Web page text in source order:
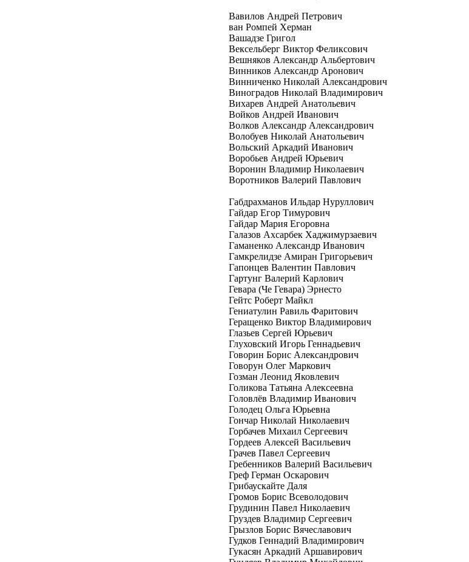
Вавилов Андрей Петрович
ван Ромпей Херман
Вашадзе Григол
Вексельберг Виктор Феликсович
Вешняков Александр Альбертович
Винников Александр Аронович
Винниченко Николай Александрович
Виноградов Николай Владимирович
Вихарев Андрей Анатольевич
Войков Андрей Иванович
Волков Александр Александрович
Волобуев Николай Анатольевич
Вольский Аркадий Иванович
Воробьев Андрей Юрьевич
Воронин Владимир Николаевич
Воротников Валерий Павлович
Габдрахманов Ильдар Нуруллович
Гайдар Егор Тимурович
Гайдар Мария Егоровна
Галазов Ахсарбек Хаджимурзаевич
Гаманенко Александр Иванович
Гамкрелидзе Амиран Григорьевич
Гапонцев Валентин Павлович
Гартунг Валерий Карлович
Гевара (Че Гевара) Эрнесто
Гейтс Роберт Майкл
Гениатулин Равиль Фаритович
Геращенко Виктор Владимирович
Глазьев Сергей Юрьевич
Глуховский Игорь Геннадьевич
Говорин Борис Александрович
Говорун Олег Маркович
Гозман Леонид Яковлевич
Голикова Татьяна Алексеевна
Головлёв Владимир Иванович
Голодец Ольга Юрьевна
Гончар Николай Николаевич
Горбачев Михаил Сергеевич
Гордеев Алексей Васильевич
Грачев Павел Сергеевич
Гребенников Валерий Васильевич
Греф Герман Оскарович
Грибаускайте Даля
Громов Борис Всеволодович
Грудинин Павел Николаевич
Груздев Владимир Сергеевич
Грызлов Борис Вячеславович
Гудков Геннадий Владимирович
Гукасян Аркадий Аршавирович